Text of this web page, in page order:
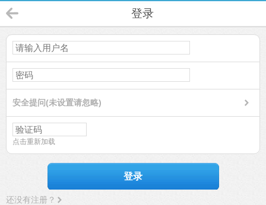
登录
安全提问(未设置请忽略)
点击重新加载
登录
还没有注册？